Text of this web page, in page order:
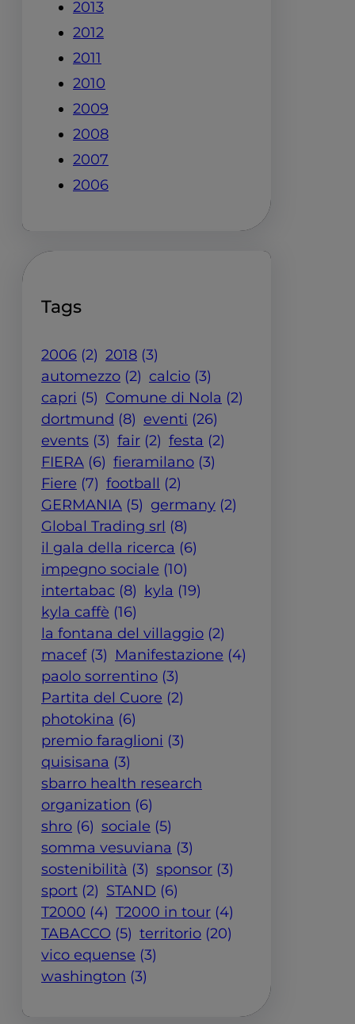
2013
2012
2011
2010
2009
2008
2007
2006
Tags
2006 (2) 2018 (3)
automezzo (2) calcio (3)
capri (5) Comune di Nola (2)
dortmund (8) eventi (26)
events (3) fair (2) festa (2)
FIERA (6) fieramilano (3)
Fiere (7) football (2)
GERMANIA (5) germany (2)
Global Trading srl (8)
il gala della ricerca (6)
impegno sociale (10)
intertabac (8) kyla (19)
kyla caffè (16)
la fontana del villaggio (2)
macef (3) Manifestazione (4)
paolo sorrentino (3)
Partita del Cuore (2)
photokina (6)
premio faraglioni (3)
quisisana (3)
sbarro health research
organization (6)
shro (6) sociale (5)
somma vesuviana (3)
sostenibilità (3) sponsor (3)
sport (2) STAND (6)
T2000 (4) T2000 in tour (4)
TABACCO (5) territorio (20)
vico equense (3)
washington (3)